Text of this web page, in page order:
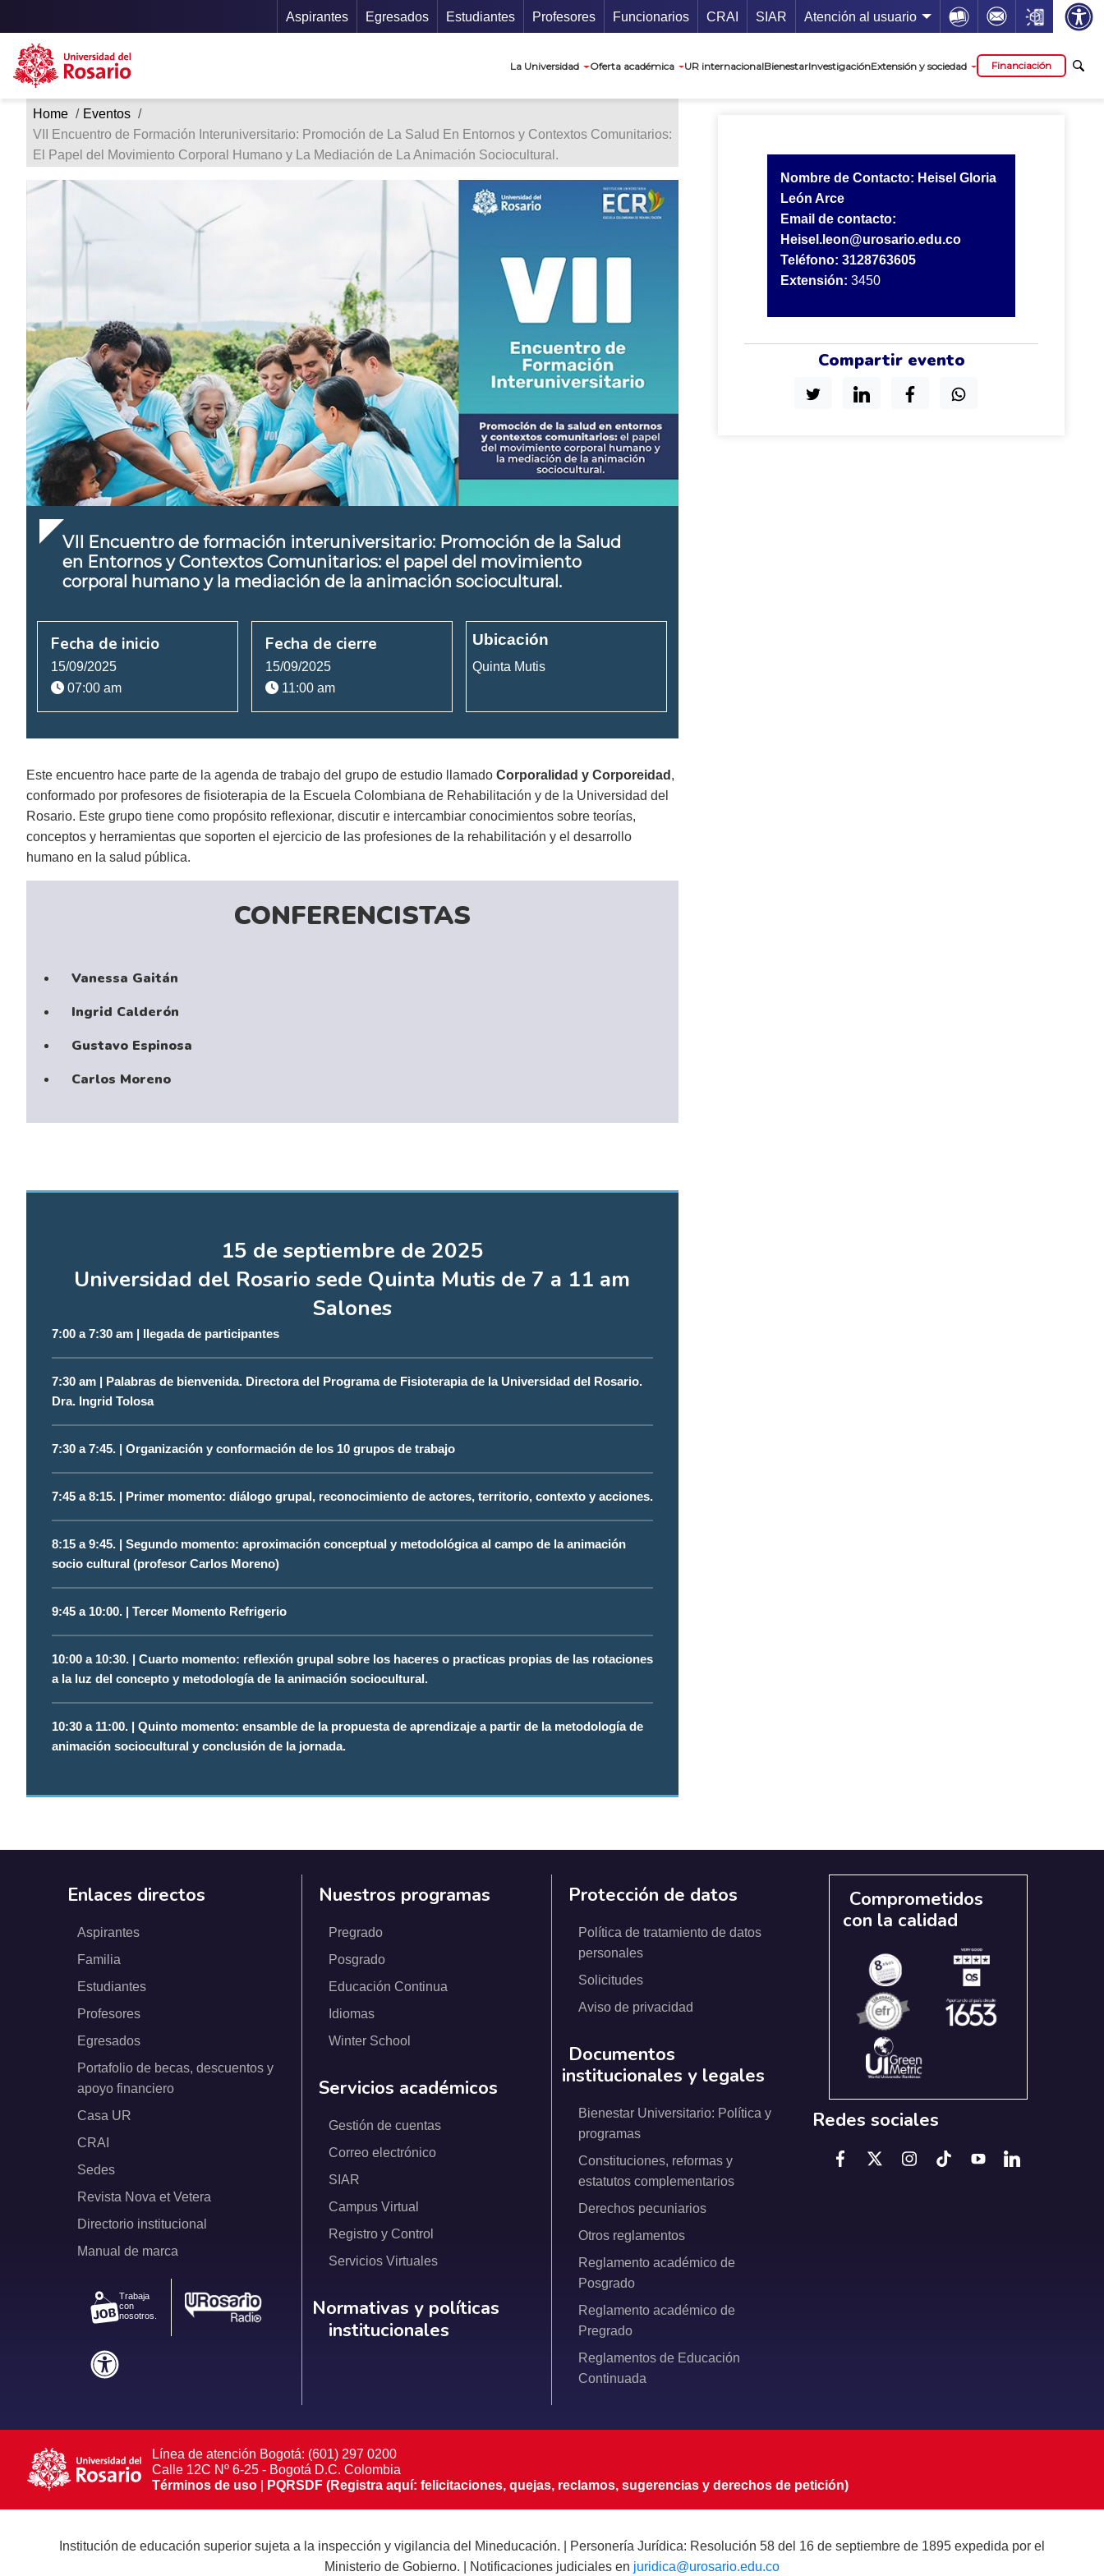
Pasar al contenido principal
Menu Secundario
Aspirantes Egresados Estudiantes Profesores Funcionarios Guía de servicios
CRAI SIAR Atención al usuario Icon Icon Icon
La Universidad Oferta académica UR internacionalBienestarInvestigaciónExtensión y sociedad Financiación
Nombre de Contacto: Heisel Gloria
León Arce
Email de contacto:
Heisel.leon@urosario.edu.co
Teléfono: 3128763605
Extensión: 3450
Compartir evento
Ruta de navegación
Home
Eventos
VII Encuentro de Formación Interuniversitario: Promoción de La Salud En Entornos y Contextos Comunitarios:
El Papel del Movimiento Corporal Humano y La Mediación de La Animación Sociocultural.
VII Encuentro de formación interuniversitario: Promoción de la Salud
en Entornos y Contextos Comunitarios: el papel del movimiento
corporal humano y la mediación de la animación sociocultural.
Fecha de inicio
15/09/2025
07:00 am
Fecha de cierre
15/09/2025
11:00 am
Ubicación
Quinta Mutis
Este encuentro hace parte de la agenda de trabajo del grupo de estudio llamado Corporalidad y Corporeidad ,
conformado por profesores de fisioterapia de la Escuela Colombiana de Rehabilitación y de la Universidad del
Rosario. Este grupo tiene como propósito reflexionar, discutir e intercambiar conocimientos sobre teorías,
conceptos y herramientas que soporten el ejercicio de las profesiones de la rehabilitación y el desarrollo
humano en la salud pública.
CONFERENCISTAS
Vanessa Gaitán
Ingrid Calderón
Gustavo Espinosa
Carlos Moreno
15 de septiembre de 2025
Universidad del Rosario sede Quinta Mutis de 7 a 11 am
Salones
7:00 a 7:30 am | llegada de participantes
7:30 am | Palabras de bienvenida. Directora del Programa de Fisioterapia de la Universidad del Rosario.
Dra. Ingrid Tolosa
7:30 a 7:45. | Organización y conformación de los 10 grupos de trabajo
7:45 a 8:15. | Primer momento: diálogo grupal, reconocimiento de actores, territorio, contexto y acciones.
8:15 a 9:45. | Segundo momento: aproximación conceptual y metodológica al campo de la animación
socio cultural (profesor Carlos Moreno)
9:45 a 10:00. | Tercer Momento Refrigerio
10:00 a 10:30. | Cuarto momento: reflexión grupal sobre los haceres o practicas propias de las rotaciones
a la luz del concepto y metodología de la animación sociocultural.
10:30 a 11:00. | Quinto momento: ensamble de la propuesta de aprendizaje a partir de la metodología de
animación sociocultural y conclusión de la jornada.
Enlaces directos
Aspirantes
Familia
Estudiantes
Profesores
Egresados
Portafolio de becas, descuentos y
apoyo financiero
Casa UR
CRAI
Sedes
Revista Nova et Vetera
Directorio institucional
Manual de marca
Trabaja
con
nosotros.
Nuestros programas
Pregrado
Posgrado
Educación Continua
Idiomas
Winter School
Servicios académicos
Gestión de cuentas
Correo electrónico
SIAR
Campus Virtual
Registro y Control
Servicios Virtuales
Normativas y políticas institucionales
Normativas y políticas
institucionales
Protección de datos
Política de tratamiento de datos
personales
Solicitudes
Aviso de privacidad
Documentos
institucionales y legales
Bienestar Universitario: Política y
programas
Constituciones, reformas y
estatutos complementarios
Derechos pecuniarios
Otros reglamentos
Reglamento académico de
Posgrado
Reglamento académico de
Pregrado
Reglamentos de Educación
Continuada
Comprometidos
con la calidad
Redes sociales
Línea de atención Bogotá: (601) 297 0200
Calle 12C Nº 6-25 - Bogotá D.C. Colombia
Términos de uso| PQRSDF (Registra aquí: felicitaciones, quejas, reclamos, sugerencias y derechos de petición)
Institución de educación superior sujeta a la inspección y vigilancia del Mineducación. | Personería Jurídica: Resolución 58 del 16 de septiembre de 1895 expedida por el
Ministerio de Gobierno. | Notificaciones judiciales en juridica@urosario.edu.co